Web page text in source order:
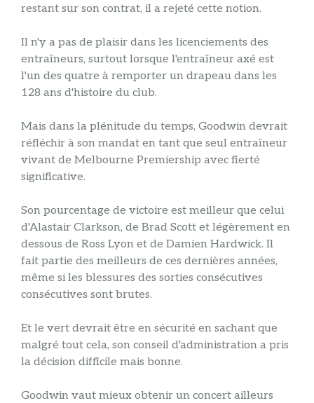
restant sur son contrat, il a rejeté cette notion.
Il n'y a pas de plaisir dans les licenciements des
entraîneurs, surtout lorsque l'entraîneur axé est
l'un des quatre à remporter un drapeau dans les
128 ans d'histoire du club.
Mais dans la plénitude du temps, Goodwin devrait
réfléchir à son mandat en tant que seul entraîneur
vivant de Melbourne Premiership avec fierté
significative.
Son pourcentage de victoire est meilleur que celui
d'Alastair Clarkson, de Brad Scott et légèrement en
dessous de Ross Lyon et de Damien Hardwick. Il
fait partie des meilleurs de ces dernières années,
même si les blessures des sorties consécutives
consécutives sont brutes.
Et le vert devrait être en sécurité en sachant que
malgré tout cela, son conseil d'administration a pris
la décision difficile mais bonne.
Goodwin vaut mieux obtenir un concert ailleurs